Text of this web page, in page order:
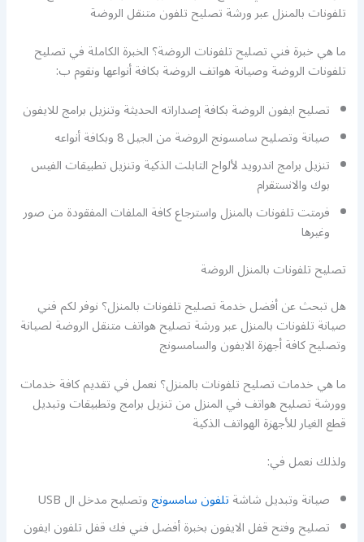
تلفونات بالمنزل عبر ورشة تصليح تلفون متنقل الروضة
ما هي خبرة فني تصليح تلفونات الروضة؟ الخبرة الكاملة في تصليح
تلفونات الروضة وصيانة هواتف الروضة بكافة أنواعها ونقوم ب:
تصليح ايفون الروضة بكافة إصداراته الحديثة وتنزيل برامج للايفون
صيانة وتصليح سامسونج الروضة من الجيل 8 وبكافة أنواعه
تنزيل برامج اندرويد لألواح التابلت الذكية وتنزيل تطبيقات الفيس
بوك والانستقرام
فرمتت تلفونات بالمنزل واسترجاع كافة الملفات المفقودة من صور
وغيرها
تصليح تلفونات بالمنزل الروضة
هل تبحث عن أفضل خدمة تصليح تلفونات بالمنزل؟ نوفر لكم فني
صيانة تلفونات بالمنزل عبر ورشة تصليح هواتف متنقل الروضة لصيانة
وتصليح كافة أجهزة الايفون والسامسونج
ما هي خدمات تصليح تلفونات بالمنزل؟ نعمل في تقديم كافة خدمات
وورشة تصليح هواتف في المنزل من تنزيل برامج وتطبيقات وتبديل
قطع الغيار للأجهزة الهواتف الذكية
ولذلك نعمل في:
صيانة وتبديل شاشةتلفون سامسونجوتصليح مدخل ال USB
تصليح وفتح قفل الايفون بخبرة أفضل فني فك قفل تلفون ايفون